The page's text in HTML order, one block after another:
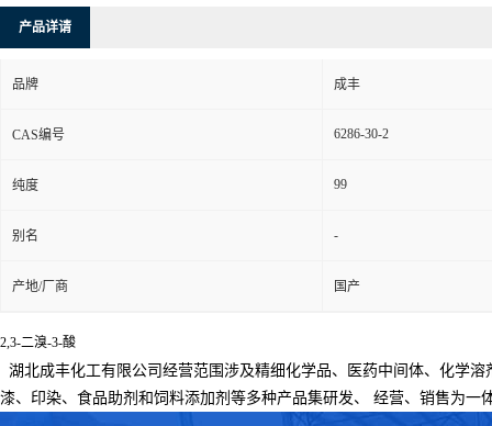
产品详请
品牌 成丰
CAS编号 6286-30-2
纯度 99
别名 -
产地/厂商 国产
2,3-二溴-3-酸
湖北成丰化工有限公司经营范围涉及精细化学品、医药中间体、化学
漆、印染、食品助剂和饲料添加剂等多种产品集研发、
经营、销售为一